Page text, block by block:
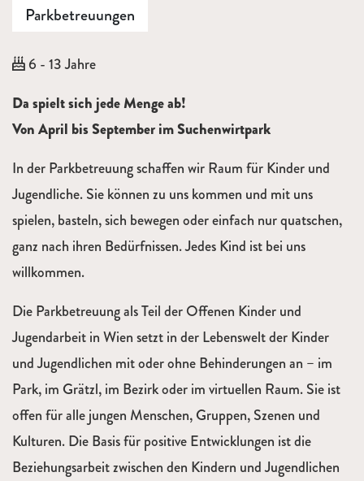
Parkbetreuungen
Alter:
6 - 13 Jahre
Beschreibung
Da spielt sich jede Menge ab!
Von April bis September im Suchenwirtpark
In der Parkbetreuung schaffen wir Raum für Kinder und
Jugendliche. Sie können zu uns kommen und mit uns
spielen, basteln, sich bewegen oder einfach nur quatschen,
ganz nach ihren Bedürfnissen. Jedes Kind ist bei uns
willkommen.
Die Parkbetreuung als Teil der Offenen Kinder­ und
Jugendarbeit in Wien setzt in der Lebenswelt der Kinder
und Jugendlichen mit oder ohne Behinderungen an – im
Park, im Grätzl, im Bezirk oder im virtuellen Raum. Sie ist
offen für alle jungen Menschen, Gruppen, Szenen und
Kulturen. Die Basis für positive Entwicklungen ist die
Beziehungsarbeit zwischen den Kindern und Jugendlichen